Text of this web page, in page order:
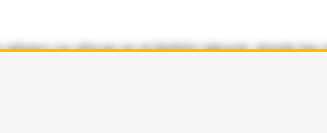
se ubican en el ámbito laboral, donde